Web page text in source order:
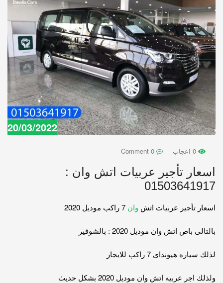
20/03/2022
اسعار تأجير عربيات اتش وان :
01503641917
اسعار تأجير عربيات اتش وان 7 راكب موديل 2020
بالتالى باص اتش وان موديل 2020 : بالشوفير
لذلك سياره هيونداى 7 راكب للايجار
ولذلك اجر عربيه اتش وان موديل 2020 بشكل حديث